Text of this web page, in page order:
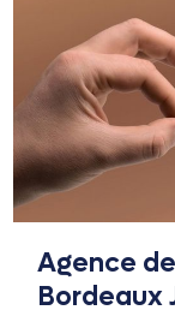
Agence
Bordeaux